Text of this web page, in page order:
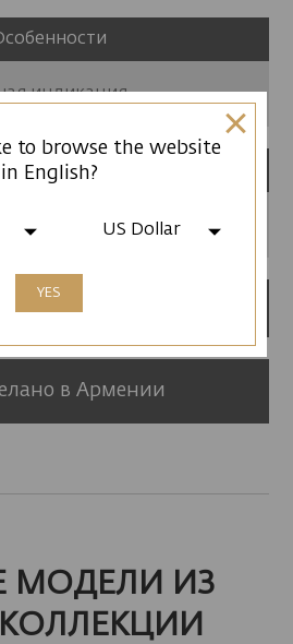
индикация
Ремешок
стали
гарантии
в Армении
МОДЕЛИ ИЗ
to browse the website
in English?
US Dollar
YES